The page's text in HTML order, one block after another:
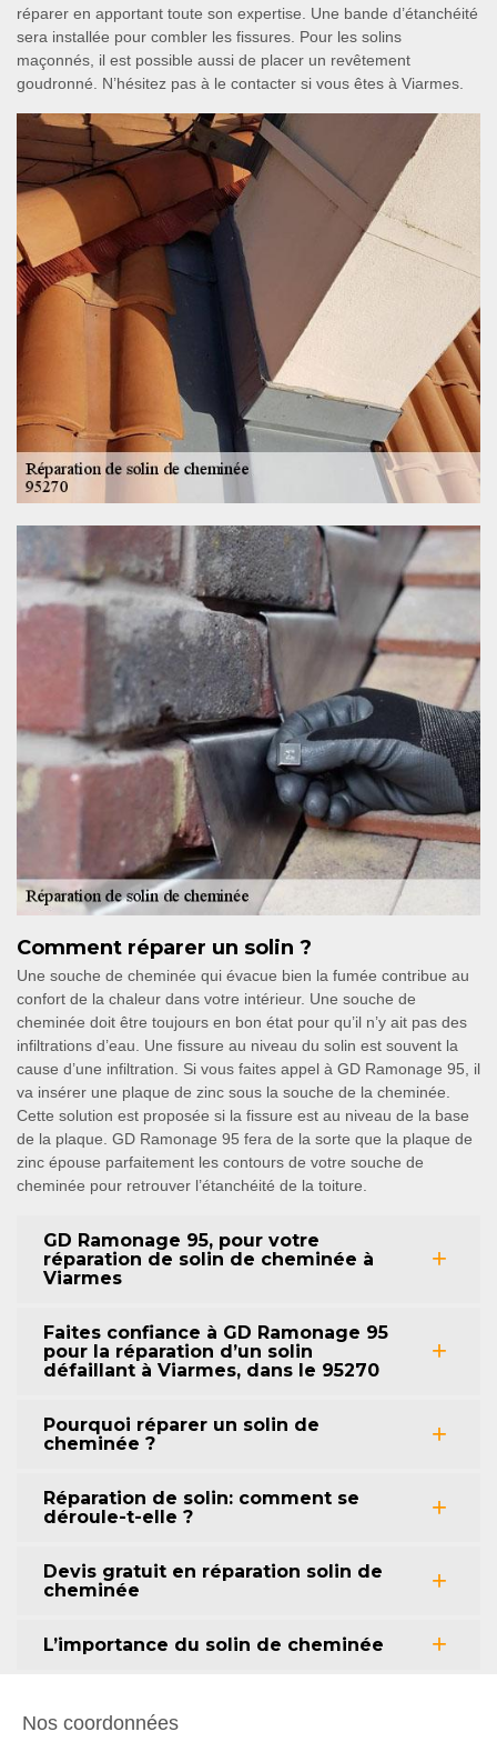
réparer en apportant toute son expertise. Une bande d’étanchéité
sera installée pour combler les fissures. Pour les solins
maçonnés, il est possible aussi de placer un revêtement
goudronné. N’hésitez pas à le contacter si vous êtes à Viarmes.
Comment réparer un solin ?
Une souche de cheminée qui évacue bien la fumée contribue au
confort de la chaleur dans votre intérieur. Une souche de
cheminée doit être toujours en bon état pour qu’il n’y ait pas des
infiltrations d’eau. Une fissure au niveau du solin est souvent la
cause d’une infiltration. Si vous faites appel à GD Ramonage 95, il
va insérer une plaque de zinc sous la souche de la cheminée.
Cette solution est proposée si la fissure est au niveau de la base
de la plaque. GD Ramonage 95 fera de la sorte que la plaque de
zinc épouse parfaitement les contours de votre souche de
cheminée pour retrouver l’étanchéité de la toiture.
GD Ramonage 95, pour votre
réparation de solin de cheminée à
Viarmes
Faites confiance à GD Ramonage 95
pour la réparation d’un solin
défaillant à Viarmes, dans le 95270
Pourquoi réparer un solin de
cheminée ?
Réparation de solin: comment se
déroule-t-elle ?
Devis gratuit en réparation solin de
cheminée
L’importance du solin de cheminée
Nos coordonnées